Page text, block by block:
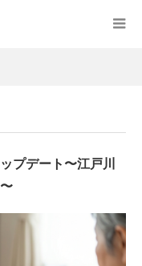
プデート〜江戸川